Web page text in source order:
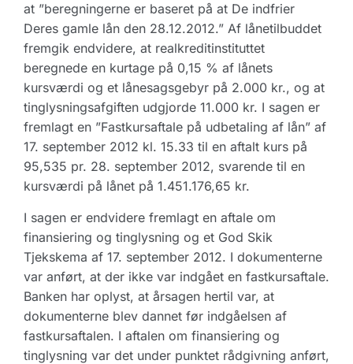
at ”beregningerne er baseret på at De indfrier
Deres gamle lån den 28.12.2012.” Af lånetilbuddet
fremgik endvidere, at realkreditinstituttet
beregnede en kurtage på 0,15 % af lånets
kursværdi og et lånesagsgebyr på 2.000 kr., og at
tinglysningsafgiften udgjorde 11.000 kr. I sagen er
fremlagt en ”Fastkursaftale på udbetaling af lån” af
17. september 2012 kl. 15.33 til en aftalt kurs på
95,535 pr. 28. september 2012, svarende til en
kursværdi på lånet på 1.451.176,65 kr.
I sagen er endvidere fremlagt en aftale om
finansiering og tinglysning og et God Skik
Tjekskema af 17. september 2012. I dokumenterne
var anført, at der ikke var indgået en fastkursaftale.
Banken har oplyst, at årsagen hertil var, at
dokumenterne blev dannet før indgåelsen af
fastkursaftalen. I aftalen om finansiering og
tinglysning var det under punktet rådgivning anført,